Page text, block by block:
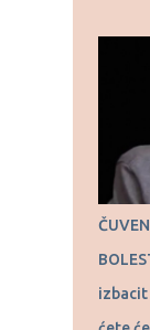
se
drugu
izbacit